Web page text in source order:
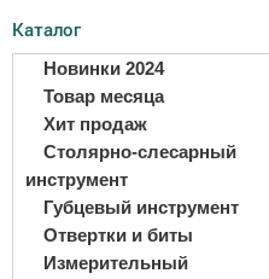
Каталог
Новинки 2024
Товар месяца
Хит продаж
Столярно-слесарный
инструмент
Губцевый инструмент
Отвертки и биты
Измерительный